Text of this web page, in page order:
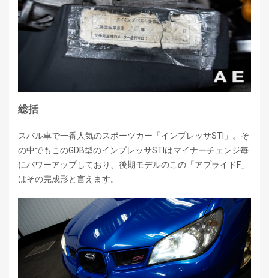
総括
スバル車で一番人気のスポーツカー「インプレッサSTI」。そ
の中でもこのGDB型のインプレッサSTIはマイナーチェンジ毎
にパワーアップしており、後期モデルのこの「アプライドF」
はその完成形と言えます。